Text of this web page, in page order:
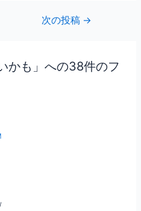
次の投稿 →
かも」への38件のフ